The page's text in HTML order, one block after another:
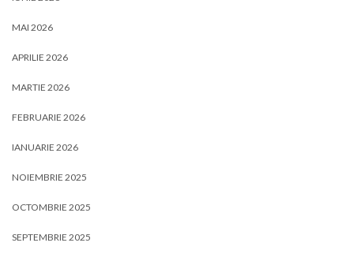
MAI 2026
APRILIE 2026
MARTIE 2026
FEBRUARIE 2026
IANUARIE 2026
NOIEMBRIE 2025
OCTOMBRIE 2025
SEPTEMBRIE 2025